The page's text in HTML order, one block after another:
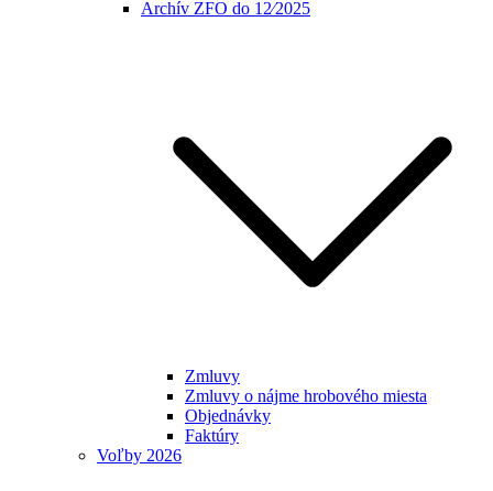
Archív ZFO do 12⁄2025
Zmluvy
Zmluvy o nájme hrobového miesta
Objednávky
Faktúry
Voľby 2026